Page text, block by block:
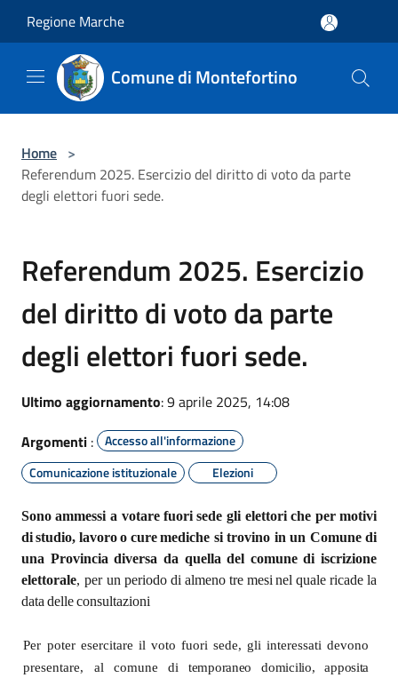
Regione Marche
Comune di Montefortino
Home >
Referendum 2025. Esercizio del diritto di voto da parte
degli elettori fuori sede.
Referendum 2025. Esercizio
del diritto di voto da parte
degli elettori fuori sede.
Ultimo aggiornamento: 9 aprile 2025, 14:08
Argomenti :
Accesso all'informazione
Comunicazione istituzionale
Elezioni
Sono ammessi a votare fuori sede gli elettori che per motivi
di studio, lavoro o cure mediche si trovino in un Comune di
una Provincia diversa da quella del comune di iscrizione
elettorale, per un periodo di almeno tre mesi nel quale ricade la
data delleconsultazioni
Per poter esercitare il voto fuori sede, gli interessati devono
presentare, al comune di temporaneo
domicilio, apposita